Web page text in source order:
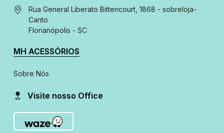
Rua General Liberato Bittencourt, 1868 - sobreloja-
Canto
Florianópolis - SC
MH ACESSÓRIOS
Sobre Nós
Visite nosso Office